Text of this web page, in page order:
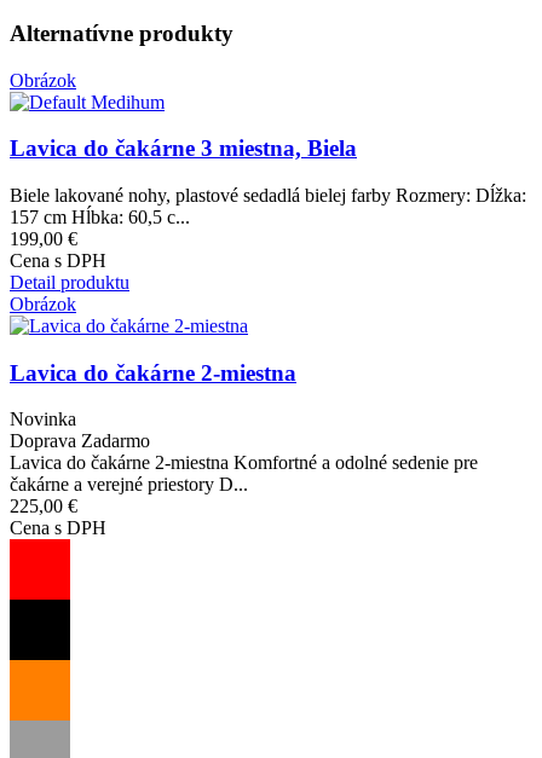
Alternatívne produkty
Obrázok
Lavica do čakárne 3 miestna, Biela
Biele lakované nohy, plastové sedadlá bielej farby Rozmery: Dĺžka:
157 cm Hĺbka: 60,5 c...
199,00 €
Cena s DPH
Detail produktu
Obrázok
Lavica do čakárne 2-miestna
Novinka
Doprava Zadarmo
Lavica do čakárne 2-miestna Komfortné a odolné sedenie pre
čakárne a verejné priestory D...
225,00 €
Cena s DPH